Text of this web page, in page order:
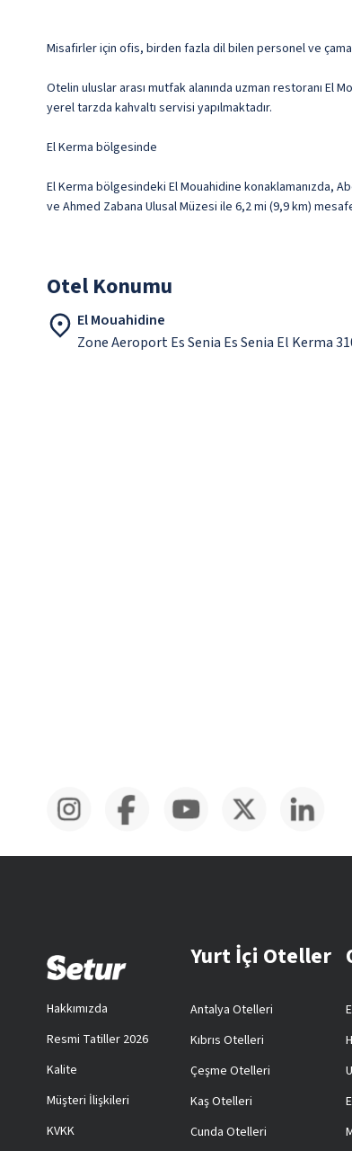
Misafirler için ofis, birden fazla dil bilen personel ve
Otelin uluslar arası mutfak alanında uzman restoranı
yerel tarzda kahvaltı servisi yapılmaktadır.
El Kerma bölgesinde
El Kerma bölgesindeki El Mouahidine konaklamanızda,
ve Ahmed Zabana Ulusal Müzesi ile 6,2 mi (9,9 km)
Otel Konumu
El Mouahidine
Zone Aeroport Es Senia Es Senia El Kerma
Hakkımızda
Resmi Tatiller 2026
Kalite
Müşteri İlişkileri
KVKK
Yurt İçi Oteller
Antalya Otelleri
Kıbrıs Otelleri
Çeşme Otelleri
Kaş Otelleri
Cunda Otelleri